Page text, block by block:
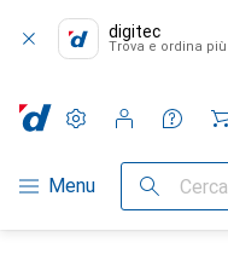
digitec
Trova e ordina
Categoria Navigazione
Menu Cerca
Impostazioni
Conto cliente
Liste di confronto
Liste dei desideri
Carrello